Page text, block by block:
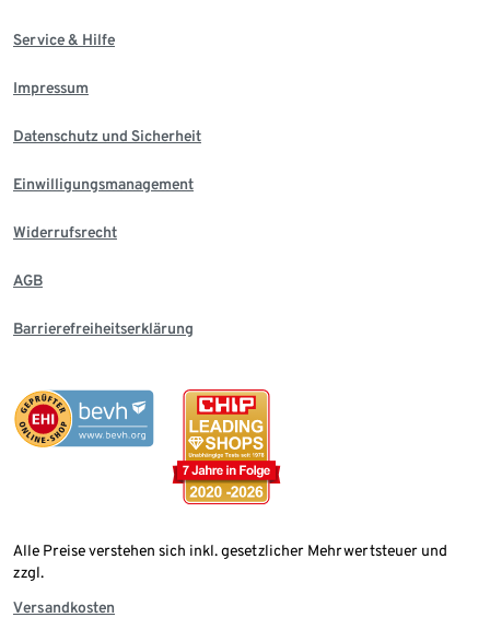
Service & Hilfe
Impressum
Datenschutz und Sicherheit
Einwilligungsmanagement
Widerrufsrecht
AGB
Barrierefreiheitserklärung
Alle Preise verstehen sich inkl. gesetzlicher Mehrwertsteuer und
zzgl.
Versandkosten